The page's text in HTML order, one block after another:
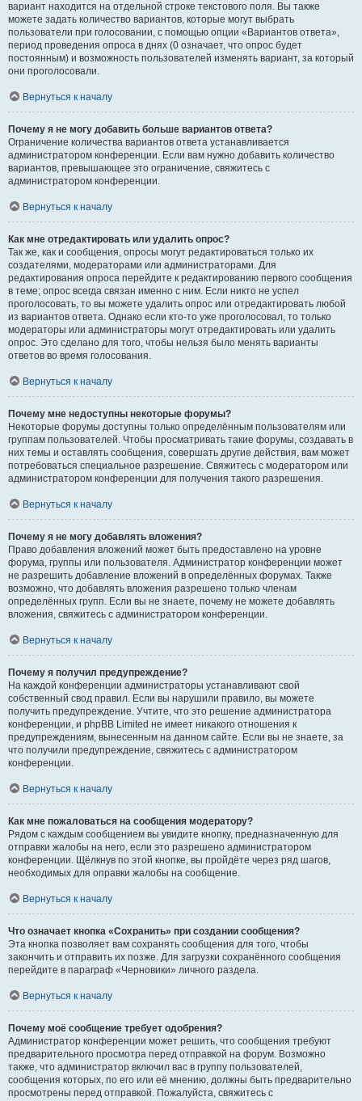
вариант находится на отдельной строке текстового поля. Вы также
можете задать количество вариантов, которые могут выбрать
пользователи при голосовании, с помощью опции «Вариантов ответа»,
период проведения опроса в днях (0 означает, что опрос будет
постоянным) и возможность пользователей изменять вариант, за который
они проголосовали.
Вернуться к началу
Почему я не могу добавить больше вариантов ответа?
Ограничение количества вариантов ответа устанавливается
администратором конференции. Если вам нужно добавить количество
вариантов, превышающее это ограничение, свяжитесь с
администратором конференции.
Вернуться к началу
Как мне отредактировать или удалить опрос?
Так же, как и сообщения, опросы могут редактироваться только их
создателями, модераторами или администраторами. Для
редактирования опроса перейдите к редактированию первого сообщения
в теме; опрос всегда связан именно с ним. Если никто не успел
проголосовать, то вы можете удалить опрос или отредактировать любой
из вариантов ответа. Однако если кто-то уже проголосовал, то только
модераторы или администраторы могут отредактировать или удалить
опрос. Это сделано для того, чтобы нельзя было менять варианты
ответов во время голосования.
Вернуться к началу
Почему мне недоступны некоторые форумы?
Некоторые форумы доступны только определённым пользователям или
группам пользователей. Чтобы просматривать такие форумы, создавать в
них темы и оставлять сообщения, совершать другие действия, вам может
потребоваться специальное разрешение. Свяжитесь с модератором или
администратором конференции для получения такого разрешения.
Вернуться к началу
Почему я не могу добавлять вложения?
Право добавления вложений может быть предоставлено на уровне
форума, группы или пользователя. Администратор конференции может
не разрешить добавление вложений в определённых форумах. Также
возможно, что добавлять вложения разрешено только членам
определённых групп. Если вы не знаете, почему не можете добавлять
вложения, свяжитесь с администратором конференции.
Вернуться к началу
Почему я получил предупреждение?
На каждой конференции администраторы устанавливают свой
собственный свод правил. Если вы нарушили правило, вы можете
получить предупреждение. Учтите, что это решение администратора
конференции, и phpBB Limited не имеет никакого отношения к
предупреждениям, вынесенным на данном сайте. Если вы не знаете, за
что получили предупреждение, свяжитесь с администратором
конференции.
Вернуться к началу
Как мне пожаловаться на сообщения модератору?
Рядом с каждым сообщением вы увидите кнопку, предназначенную для
отправки жалобы на него, если это разрешено администратором
конференции. Щёлкнув по этой кнопке, вы пройдёте через ряд шагов,
необходимых для оправки жалобы на сообщение.
Вернуться к началу
Что означает кнопка «Сохранить» при создании сообщения?
Эта кнопка позволяет вам сохранять сообщения для того, чтобы
закончить и отправить их позже. Для загрузки сохранённого сообщения
перейдите в параграф «Черновики» личного раздела.
Вернуться к началу
Почему моё сообщение требует одобрения?
Администратор конференции может решить, что сообщения требуют
предварительного просмотра перед отправкой на форум. Возможно
также, что администратор включил вас в группу пользователей,
сообщения которых, по его или её мнению, должны быть предварительно
просмотрены перед отправкой. Пожалуйста, свяжитесь с